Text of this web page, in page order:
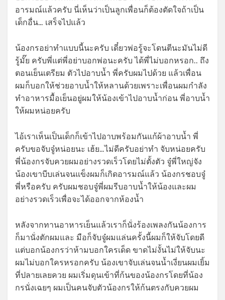
อารมณ์แล้วครับ นี่เห็นว่าเป็นลูกเพื่อนก็ต้องตัดใจถ้าเป็น
เด็กอื่น… เสร็จไปแล้ว
น้องกรอย่าทำแบบนี้นะครับ เดี๋ยวพ่อรู้จะโดนตีนะมันไม่ดี
รู้มั๊ย ครับพี่แต่พี่อย่าบอกพ่อนะครับ ได้พี่ไม่บอกหรอก.. ถึง
ตอนเย็นเตรียม ตัวไปอาบน้ำ พี่ครับผมไปด้วย แล้วเพื่อน
ผมก็บอกให้ช่วยอาบน้ำให้หลานด้วยเพราะเพื่อนผมกำลัง
ทำอาหารมื้อเย็นอยู่ผมให้น้องเข้าไปอาบน้ำก่อน พี่อาบน้ำ
ให้ผมหน่อยครับ
ไอ้เราเห็นเป็นเด็กก็เข้าไปอาบพร้อมกันแก้ผ้าอาบน้ำ พี่
ครับขอจับจู๋หน่อยนะ เฮ้ย…ไม่ดีครับอย่าทำ จับหน่อยครับ
พี่น้องกรจับควยผมอย่างรวดเร็วโดยไม่ตั้งตัว จู๋พี่ใหญ่จัง
น้องเขาบีบเล่นจนแข็งผมก็เกิดอารมณ์แล้ว น้องกรชอบจู๋
พี่หรือครับ ครับผมชอบจู๋พี่ผมรีบอาบน้ำให้น้องและผม
อย่างรวดเร็วเพื่อจะได้ออกจากห้องน้ำ
หลังจากทานอาหารเย็นแล้วเราก็นั่งร้องเพลงกันน้องการ
ก็มานั่งตักผมและ มือก็จับจู๋ผมแล่นครั้งนี้ผมก็ให้จับโดยดี
แต่บอกน้องกรว่าห้ามบอกใครเด็ด ขาดไม่งั้นไม่ให้จับนะ
ผมไม่บอกใครหรอกครับ น้องเขาจับเล่นจนน้ำเงี่ยนผมเยิ้ม
ที่ปลายเลยควย ผมเริ่มดุนเข้าที่ก้นของน้องกรโดยที่น้อง
กรนั่งเฉยๆ ผมเป็นคนจับตัวน้องกรให้ก้นตรงกับควยผม